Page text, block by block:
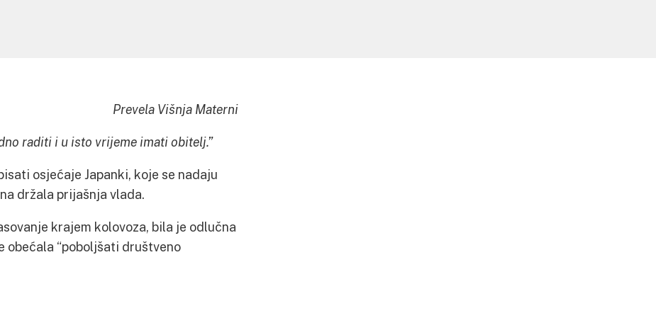
Prevela Višnja Materni
raditi i u isto vrijeme imati obitelj.”
osjećaje Japanki, koje se nadaju
držala prijašnja vlada.
krajem kolovoza, bila je odlučna
“poboljšati društveno